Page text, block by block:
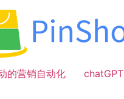
的营销自动化
chatGPT